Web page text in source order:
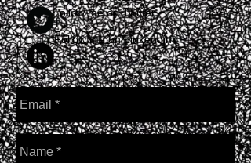
Follow me on Twitter
Follow me on Linkendin